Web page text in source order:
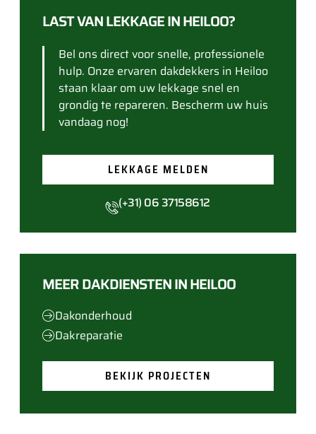
LAST VAN LEKKAGE IN HEILOO?
Bel ons direct voor snelle, professionele
hulp. Onze ervaren dakdekkers in Heiloo
staan klaar om uw lekkage snel en
grondig te repareren. Bescherm uw huis
vandaag nog!
LEKKAGE MELDEN
(+31) 06 37158612
MEER DAKDIENSTEN IN HEILOO
Dakonderhoud
Dakreparatie
BEKIJK PROJECTEN